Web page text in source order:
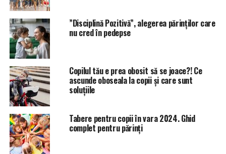
”Disciplină Pozitivă”, alegerea părinților care
nu cred în pedepse
Copilul tău e prea obosit să se joace?! Ce
ascunde oboseala la copii și care sunt
soluțiile
Tabere pentru copii în vara 2024. Ghid
complet pentru părinți